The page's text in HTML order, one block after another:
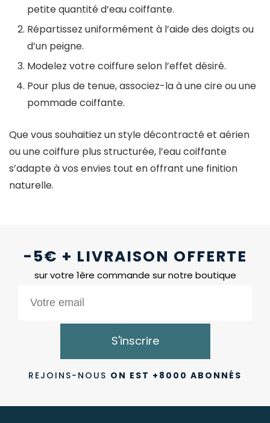
petite quantité d’eau coiffante.
Répartissez uniformément à l’aide des doigts ou
d’un peigne.
Modelez votre coiffure selon l’effet désiré.
Pour plus de tenue, associez-la à une cire ou une
pommade coiffante.
Que vous souhaitiez un style décontracté et aérien
ou une coiffure plus structurée, l’eau coiffante
s’adapte à vos envies tout en offrant une finition
naturelle.
-5€ + LIVRAISON OFFERTE
sur votre 1ère commande sur notre boutique
S'inscrire
REJOINS-NOUS ON EST +8000 ABONNÉS